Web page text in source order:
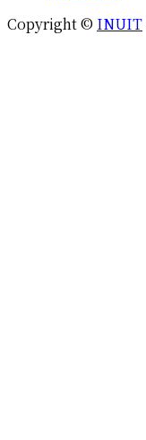
Copyright © INUIT